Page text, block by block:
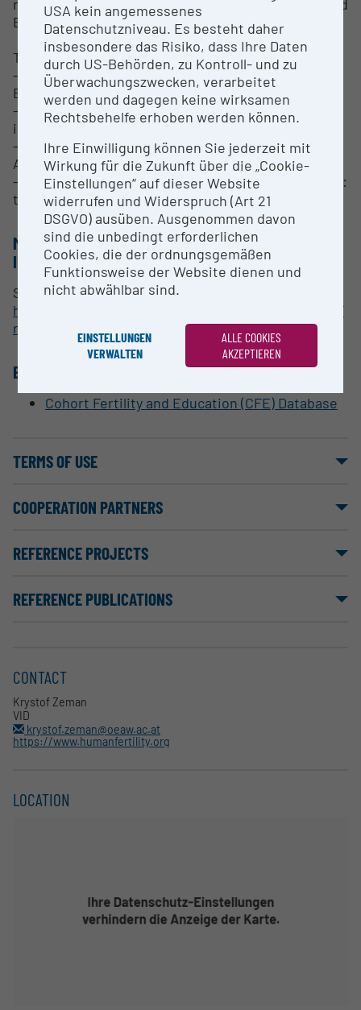
rates, including the United States, Japan, Korea and
Brazil.
The project consists of four interrelated themes:
- Advancing fertility research in contemporary
Europe: Theories, patterns and reversals
- Aggregate patterns and developments of fertility
intentions in Europe
- Fertility, migration, and population change:
Advancing methods and measurement
- Expanding and sustaining new data infrastructure:
the Human Fertility Database and other data
METHODS & EXPERTISE FOR RESEARCH
INFRASTRUCTURE
See detailed documentation at
https://www.humanfertility.org/File/GetDocumentF
ree/Docs/methods.pdf
EQUIPMENT
Cohort Fertility and Education (CFE) Database
TERMS OF USE
COOPERATION PARTNERS
REFERENCE PROJECTS
REFERENCE PUBLICATIONS
CONTACT
Krystof Zeman
VID
krystof.zeman@oeaw.ac.at
https://www.humanfertility.org
LOCATION
USA kein angemessenes
Datenschutzniveau. Es besteht daher
insbesondere das Risiko, dass Ihre Daten
durch US-Behörden, zu Kontroll- und zu
Überwachungszwecken, verarbeitet
werden und dagegen keine wirksamen
Rechtsbehelfe erhoben werden können.
Ihre Einwilligung können Sie jederzeit mit
Wirkung für die Zukunft über die „Cookie-
Einstellungen“ auf dieser Website
widerrufen und Widerspruch (Art 21
DSGVO) ausüben. Ausgenommen davon
sind die unbedingt erforderlichen
Cookies, die der ordnungsgemäßen
Funktionsweise der Website dienen und
nicht abwählbar sind.
EINSTELLUNGEN
VERWALTEN
ALLE COOKIES
AKZEPTIEREN